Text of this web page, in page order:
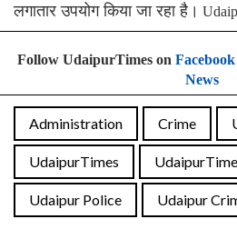
लगातार उपयोग किया जा रहा है।
Follow UdaipurTimes on Facebook
News
Administration Crime
UdaipurTimes
Udaipur Police Udaipur